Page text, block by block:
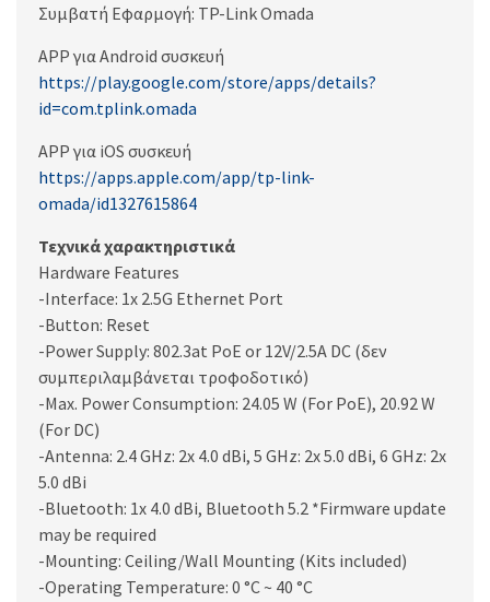
Συμβατή Εφαρμογή: TP-Link Omada
APP για Android συσκευή
https://play.google.com/store/apps/details?
id=com.tplink.omada
APP για iOS συσκευή
https://apps.apple.com/app/tp-link-
omada/id1327615864
Τεχνικά χαρακτηριστικά
Hardware Features
-Interface: 1x 2.5G Ethernet Port
-Button: Reset
-Power Supply: 802.3at PoE or 12V/2.5A DC (δεν
συμπεριλαμβάνεται τροφοδοτικό)
-Max. Power Consumption: 24.05 W (For PoE), 20.92 W
(For DC)
-Antenna: 2.4 GHz: 2x 4.0 dBi, 5 GHz: 2x 5.0 dBi, 6 GHz: 2x
5.0 dBi
-Bluetooth: 1x 4.0 dBi, Bluetooth 5.2 *Firmware update
may be required
-Mounting: Ceiling/Wall Mounting (Kits included)
-Operating Temperature: 0 °C ~ 40 °C